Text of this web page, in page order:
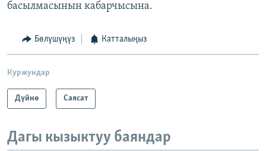
басылмасынын кабарчысына.
Бөлүшүңүз Катталыңыз
Куржундар
Дүйнө Саясат
Дагы кызыктуу баяндар